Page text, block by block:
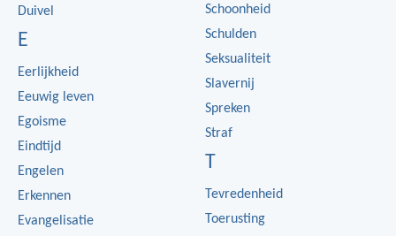
Duivel
E
Eerlijkheid
Eeuwig leven
Egoisme
Eindtijd
Engelen
Erkennen
Evangelisatie
Schoonheid
Schulden
Seksualiteit
Slavernij
Spreken
Straf
T
Tevredenheid
Toerusting